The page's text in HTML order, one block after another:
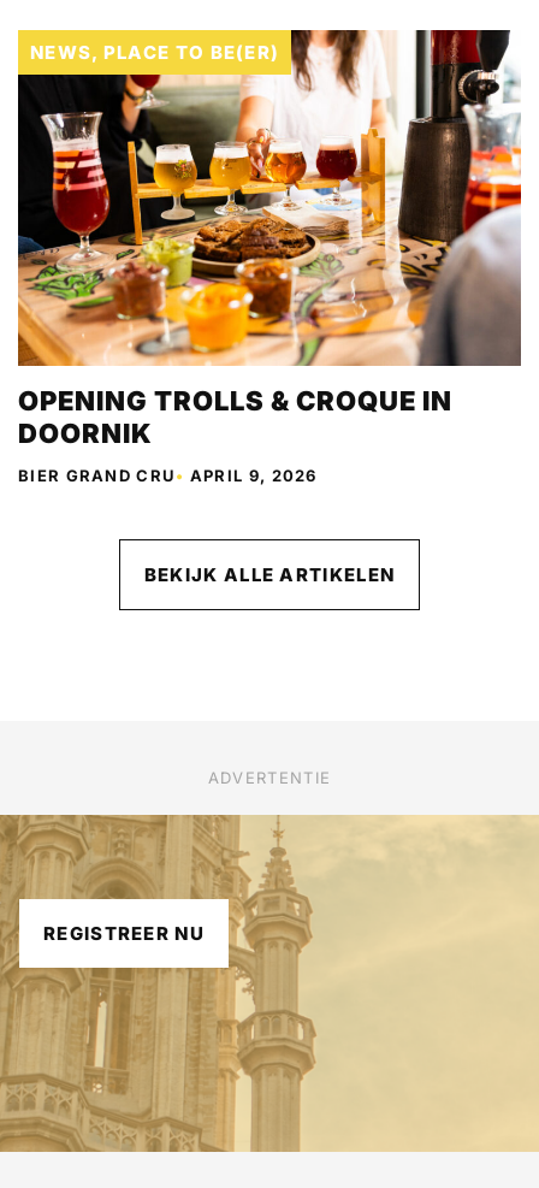
NEWS, PLACE TO BE(ER)
OPENING TROLLS & CROQUE IN
DOORNIK
BIER GRAND CRU• APRIL 9, 2026
BEKIJK ALLE ARTIKELEN
ADVERTENTIE
REGISTREER NU